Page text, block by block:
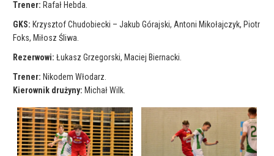
Trener: Rafał Hebda.
GKS: Krzysztof Chudobiecki – Jakub Górajski, Antoni Mikołajczyk, Piotr
Foks, Miłosz Śliwa.
Rezerwowi: Łukasz Grzegorski, Maciej Biernacki.
Trener: Nikodem Włodarz.
Kierownik drużyny: Michał Wilk.